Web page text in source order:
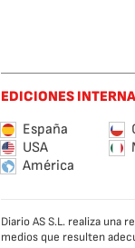
EDICIONES
España
USA
América
Diario AS S.L. realiza
medios que resulten